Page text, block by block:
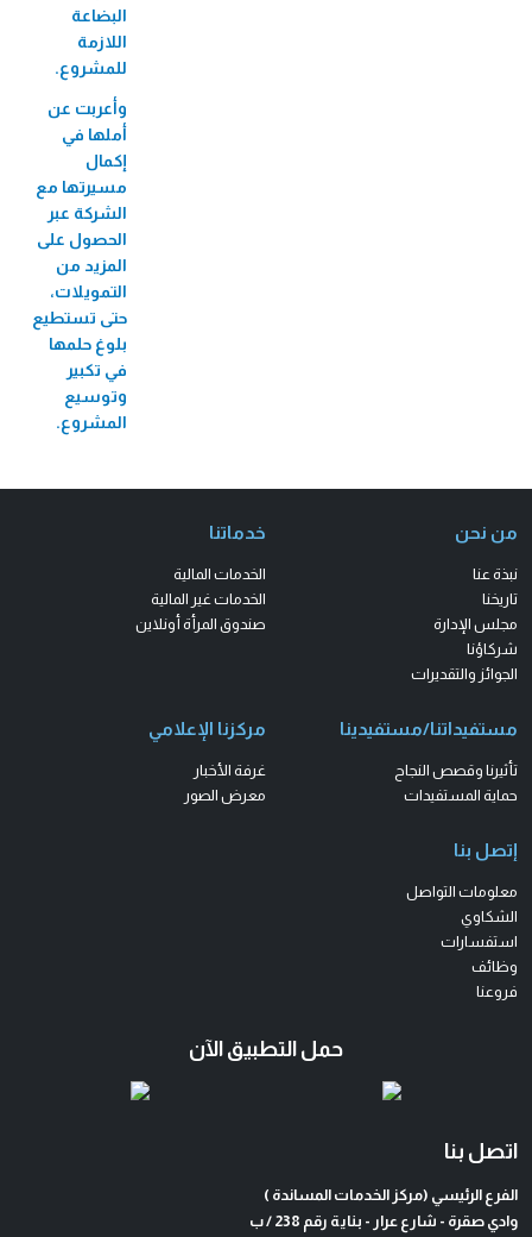
البضاعة
اللازمة
للمشروع.
وأعربت عن
أملها في
إكمال
مسيرتها مع
الشركة عبر
الحصول على
المزيد من
التمويلات،
حتى تستطيع
بلوغ حلمها
في تكبير
وتوسيع
المشروع.
من نحن
نبذة عنا
تاريخنا
مجلس الإدارة
شركاؤنا
الجوائز والتقديرات
خدماتنا
الخدمات المالية
الخدمات غير المالية
صندوق المرأة أونلاين
مستفيداتنا/مستفيدينا
تأثيرنا وقصص النجاح
حماية المستفيدات
مركزنا الإعلامي
غرفة الأخبار
معرض الصور
إتصل بنا
معلومات التواصل
الشكاوي
استفسارات
وظائف
فروعنا
حمل التطبيق الآن
اتصل بنا
الفرع الرئيسي (مركز الخدمات المساندة )
وادي صقرة - شارع عرار - بناية رقم 238 / ب